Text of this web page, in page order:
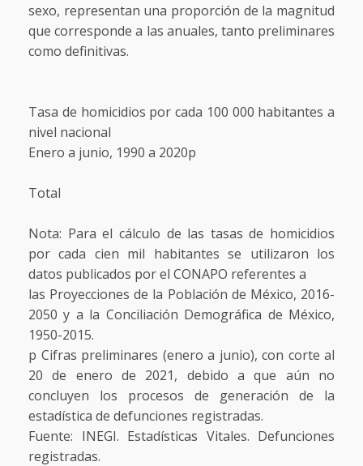
sexo, representan una proporción de la magnitud
que corresponde a las anuales, tanto preliminares
como definitivas.
Tasa de homicidios por cada 100 000 habitantes a
nivel nacional
Enero a junio, 1990 a 2020p
Total
Nota: Para el cálculo de las tasas de homicidios
por cada cien mil habitantes se utilizaron los
datos publicados por el CONAPO referentes a
las Proyecciones de la Población de México, 2016-
2050 y a la Conciliación Demográfica de México,
1950-2015.
p Cifras preliminares (enero a junio), con corte al
20 de enero de 2021, debido a que aún no
concluyen los procesos de generación de la
estadística de defunciones registradas.
Fuente: INEGI. Estadísticas Vitales. Defunciones
registradas.